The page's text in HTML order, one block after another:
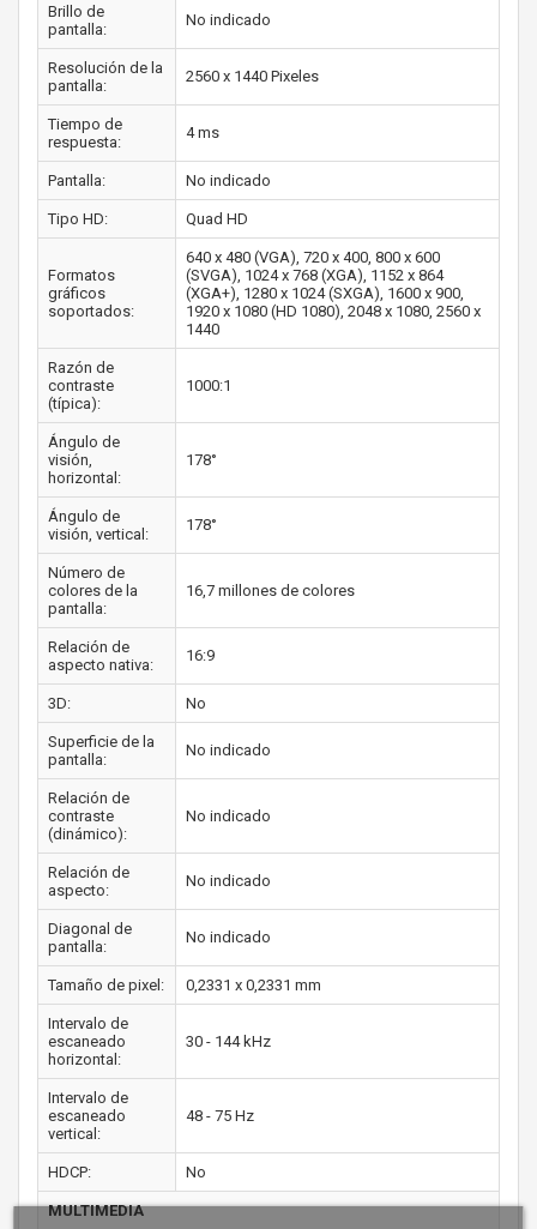
Brillo de
pantalla:
No indicado
Resolución de la
pantalla:
2560 x 1440 Pixeles
Tiempo de
respuesta:
4 ms
Pantalla: No indicado
Tipo HD: Quad HD
Formatos
gráficos
soportados:
640 x 480 (VGA), 720 x 400, 800 x 600
(SVGA), 1024 x 768 (XGA), 1152 x 864
(XGA+), 1280 x 1024 (SXGA), 1600 x 900,
1920 x 1080 (HD 1080), 2048 x 1080, 2560 x
1440
Razón de
contraste
(típica):
1000:1
Ángulo de
visión,
horizontal:
178°
Ángulo de
visión, vertical:
178°
Número de
colores de la
pantalla:
16,7 millones de colores
Relación de
aspecto nativa:
16:9
3D: No
Superficie de la
pantalla:
No indicado
Relación de
contraste
(dinámico):
No indicado
Relación de
aspecto:
No indicado
Diagonal de
pantalla:
No indicado
Tamaño de pixel: 0,2331 x 0,2331 mm
Intervalo de
escaneado
horizontal:
30 - 144 kHz
Intervalo de
escaneado
vertical:
48 - 75 Hz
HDCP: No
MULTIMEDIA